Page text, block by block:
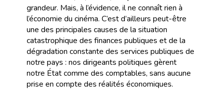
grandeur. Mais, à l’évidence, il ne connaît rien à
l’économie du cinéma. C’est d’ailleurs peut-être
une des principales causes de la situation
catastrophique des finances publiques et de la
dégradation constante des services publiques de
notre pays : nos dirigeants politiques gèrent
notre État comme des comptables, sans aucune
prise en compte des réalités économiques.